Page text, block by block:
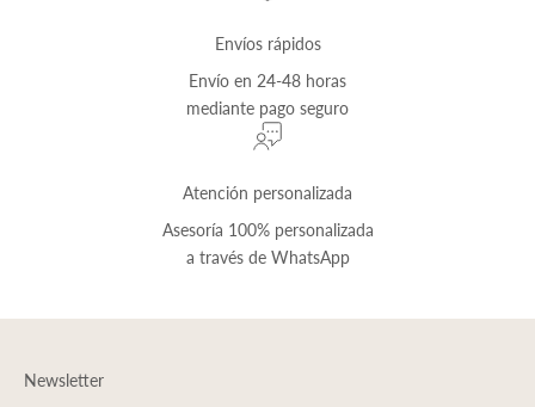
Envíos rápidos
Envío en 24-48 horas
mediante pago seguro
Atención personalizada
Asesoría 100% personalizada
a través de WhatsApp
Newsletter